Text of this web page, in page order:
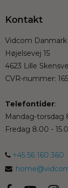
Kontakt
Vidcom Danmark
Højelsevej 15
4623 Lille
CVR-nummer:
Telefontider:
Mandag-torsdag
Fredag 8.00 -
+45 56 160 360
: